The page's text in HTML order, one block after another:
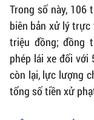
Trong số này, 106
biên bản xử lý
triệu đồng; đồng
phép lái xe đối
còn lại, lực lượng
tổng số tiền xử